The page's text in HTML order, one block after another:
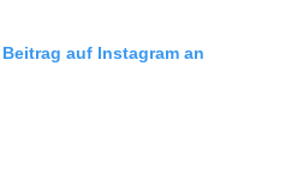
auf Instagram an